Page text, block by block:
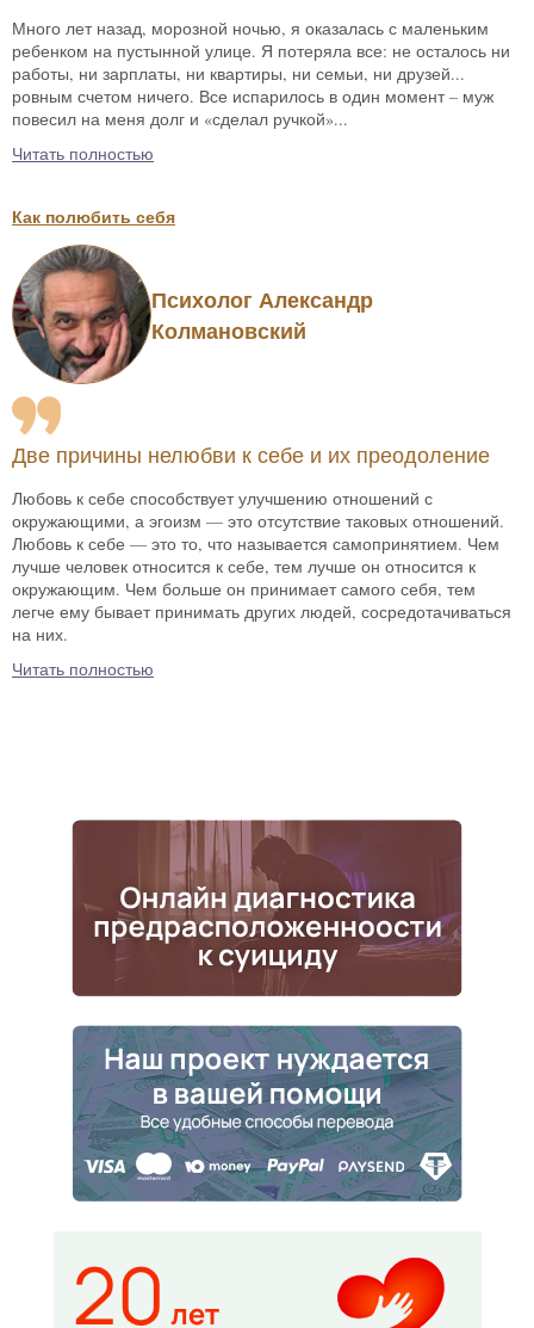
Много лет назад, морозной ночью, я оказалась с маленьким
ребенком на пустынной улице. Я потеряла все: не осталось ни
работы, ни зарплаты, ни квартиры, ни семьи, ни друзей...
ровным счетом ничего. Все испарилось в один момент – муж
повесил на меня долг и «сделал ручкой»...
Читать полностью
Как полюбить себя
Психолог Александр
Колмановский
Две причины нелюбви к себе и их преодоление
Любовь к себе способствует улучшению отношений с
окружающими, а эгоизм — это отсутствие таковых отношений.
Любовь к себе — это то, что называется самопринятием. Чем
лучше человек относится к себе, тем лучше он относится к
окружающим. Чем больше он принимает самого себя, тем
легче ему бывает принимать других людей, сосредотачиваться
на них.
Читать полностью